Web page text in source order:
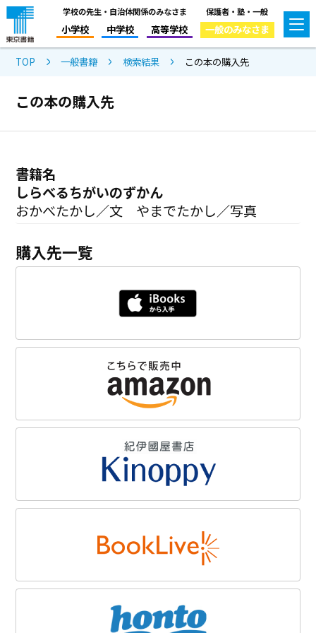
学校の先生・自治体関係のみなさま
小学校 中学校 高等学校
保護者・塾・一般
一般のみなさま
TOP 一般書籍 検索結果 この本の購入先
この本の購入先
書籍名
しらべるちがいのずかん
おかべたかし／文 やまでたかし／写真
購入先一覧